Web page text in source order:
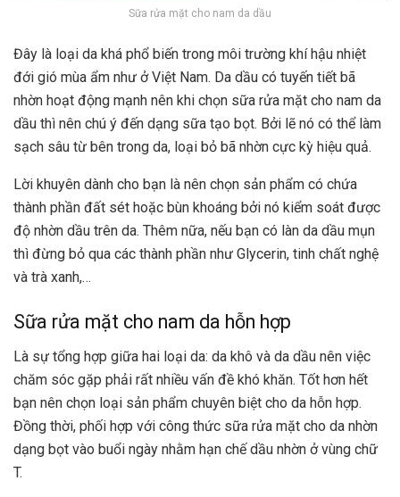
Sữa rửa mặt cho nam da dầu
Đây là loại da khá phổ biến trong môi trường khí hậu nhiệt
đới gió mùa ẩm như ở Việt Nam. Da dầu có tuyến tiết bã
nhờn hoạt động mạnh nên khi chọn sữa rửa mặt cho nam da
dầu thì nên chú ý đến dạng sữa tạo bọt. Bởi lẽ nó có thể làm
sạch sâu từ bên trong da, loại bỏ bã nhờn cực kỳ hiệu quả.
Lời khuyên dành cho bạn là nên chọn sản phẩm có chứa
thành phần đất sét hoặc bùn khoáng bởi nó kiểm soát được
độ nhờn dầu trên da. Thêm nữa, nếu bạn có làn da dầu mụn
thì đừng bỏ qua các thành phần như Glycerin, tinh chất nghệ
và trà xanh,…
Sữa rửa mặt cho nam da hỗn hợp
Là sự tổng hợp giữa hai loại da: da khô và da dầu nên việc
chăm sóc gặp phải rất nhiều vấn đề khó khăn. Tốt hơn hết
bạn nên chọn loại sản phẩm chuyên biệt cho da hỗn hợp.
Đồng thời, phối hợp với công thức sữa rửa mặt cho da nhờn
dạng bọt vào buổi ngày nhằm hạn chế dầu nhờn ở vùng chữ
T.